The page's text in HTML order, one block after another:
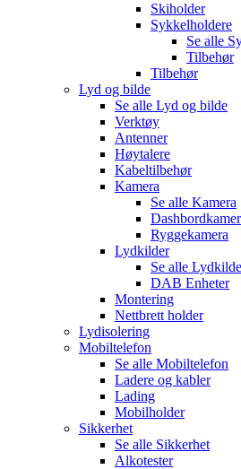
Skiholder
Sykkelholdere
Se alle
Tilbehør
Tilbehør
Lyd og bilde
Se alle Lyd og bilde
Verktøy
Antenner
Høytalere
Kabeltilbehør
Kamera
Se alle Kamera
Ryggekamera
Lydkilder
Se alle
DAB Enheter
Montering
Nettbrett holder
Lydisolering
Mobiltelefon
Se alle Mobiltelefon
Ladere og kabler
Lading
Mobilholder
Sikkerhet
Se alle Sikkerhet
Alkotester